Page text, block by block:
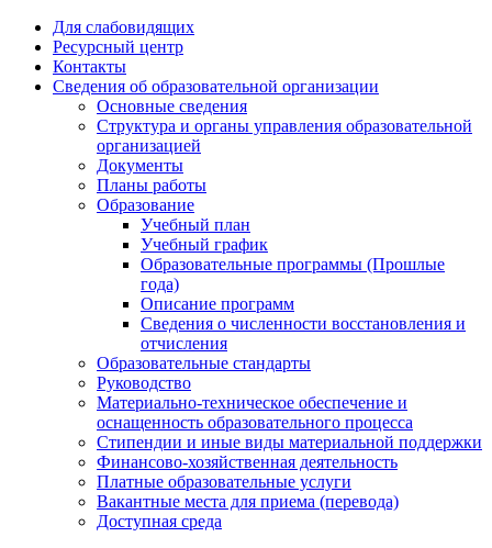
Для слабовидящих
Ресурсный центр
Контакты
Сведения об образовательной организации
Основные сведения
Структура и органы управления образовательной
организацией
Документы
Планы работы
Образование
Учебный план
Учебный график
Образовательные программы (Прошлые
года)
Описание программ
Сведения о численности восстановления и
отчисления
Образовательные стандарты
Руководство
Материально-техническое обеспечение и
оснащенность образовательного процесса
Стипендии и иные виды материальной поддержки
Финансово-хозяйственная деятельность
Платные образовательные услуги
Вакантные места для приема (перевода)
Доступная среда